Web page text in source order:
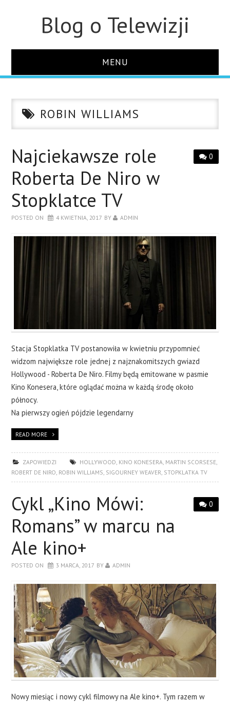
Blog o Telewizji
MENU
O STRONIEROBIN WILLIAMS
0
Najciekawsze role
Roberta De Niro w
Stopklatce TV
POSTED ON 4 KWIETNIA, 2017 BY ADMIN
Stacja Stopklatka TV postanowiła w kwietniu przypomnieć
widzom największe role jednej z najznakomitszych gwiazd
Hollywood - Roberta De Niro. Filmy będą emitowane w pasmie
Kino Konesera, które oglądać można w każdą środę około
północy.
Na pierwszy ogień pójdzie legendarny
READ MORE
ZAPOWIEDZI HOLLYWOOD, KINO KONESERA, MARTIN SCORSESE,
ROBERT DE NIRO, ROBIN WILLIAMS, SIGOURNEY WEAVER, STOPKLATKA TV
0
Cykl „Kino Mówi:
Romans” w marcu na
Ale kino+
POSTED ON 3 MARCA, 2017 BY ADMIN
Nowy miesiąc i nowy cykl filmowy na Ale kino+. Tym razem w